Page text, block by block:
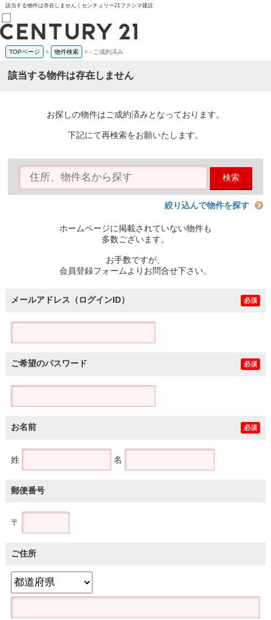
該当する物件は存在しません｜センチュリー21フクシマ建設
売買部
0120-800-844
賃貸部
会員メニュー
物件を探す
購入TOP
条件から探す
住宅ローン控除シミュレータ
TOPページ > 物件検索 >- ご成約済み
該当する物件は存在しません
お探しの物件はご成約済みとなっております。
下記にて再検索をお願いたします。
検索
絞り込んで物件を探す
ホームページに掲載されていない物件も
多数ございます。
お手数ですが、
会員登録フォームよりお問合せ下さい。
メールアドレス（ログインID） 必須
ご希望のパスワード 必須
お名前 必須
姓 名
郵便番号
〒
ご住所